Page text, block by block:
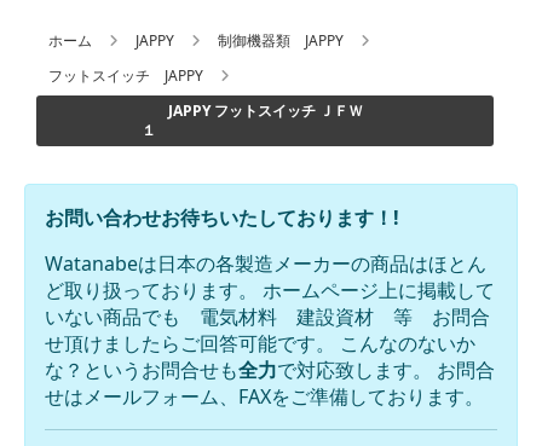
ホーム JAPPY
制御機器類 JAPPY
フットスイッチ JAPPY
JAPPY フットスイッチ ＪＦＷ
１
お問い合わせお待ちいたしております！!
Watanabeは日本の各製造メーカーの商品はほとん
ど取り扱っております。 ホームページ上に掲載して
いない商品でも 電気材料 建設資材 等 お問合
せ頂けましたらご回答可能です。 こんなのないか
な？というお問合せも全力で対応致します。 お問合
せはメールフォーム、FAXをご準備しております。